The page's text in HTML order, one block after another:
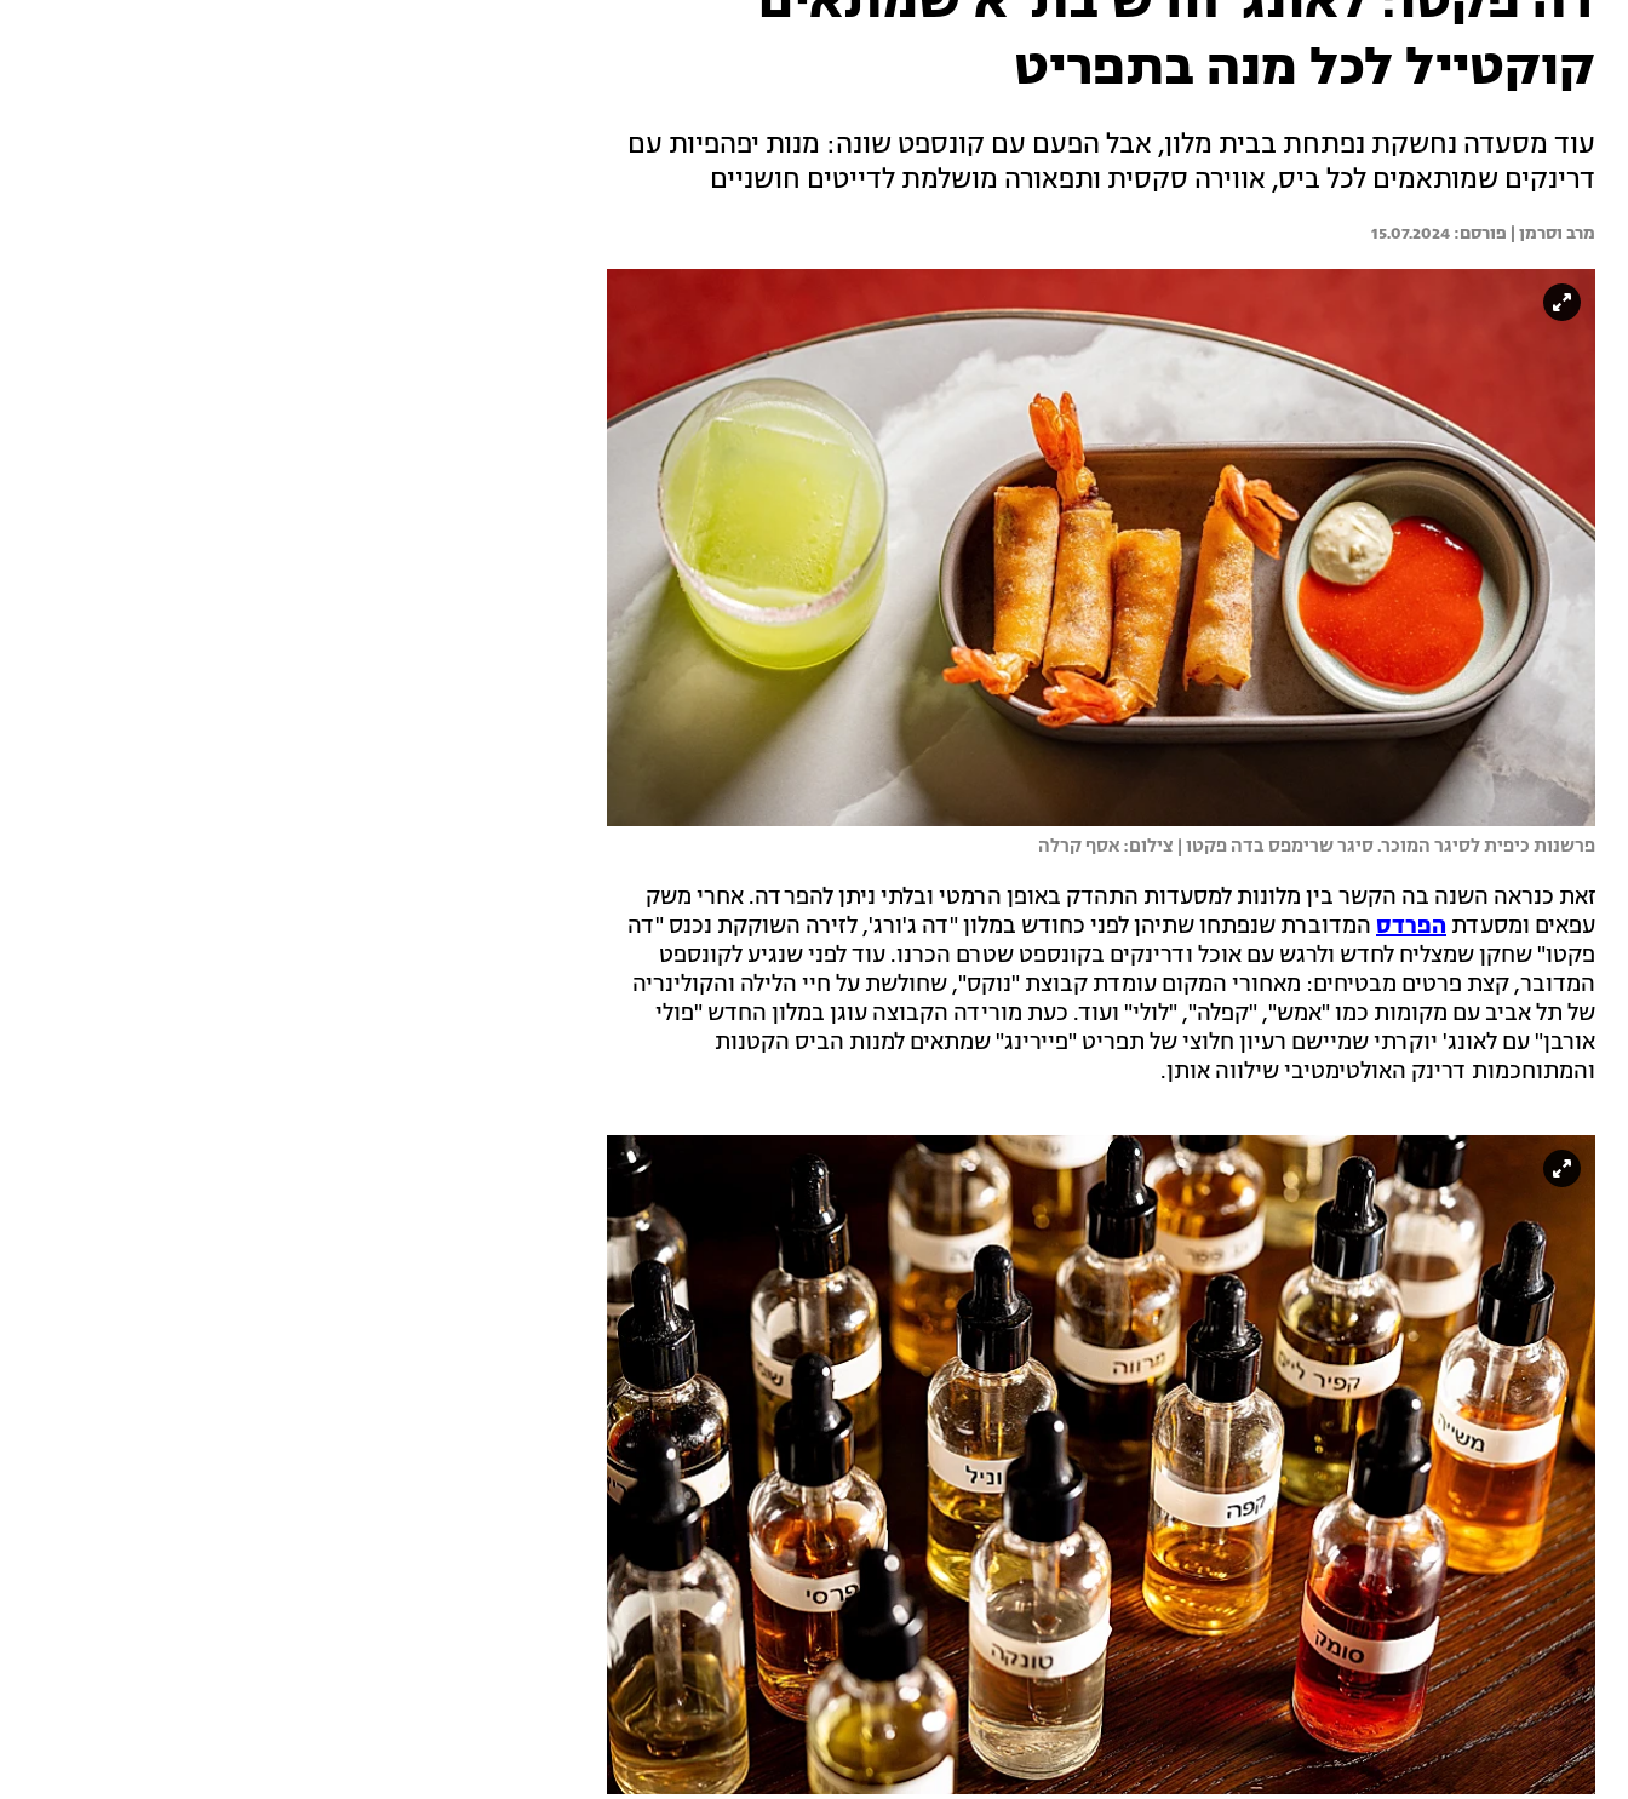
קוקטייל לכל מנה בתפריט
עוד מסעדה נחשקת נפתחת בבית מלון, אבל הפעם עם קונספט שונה: מנות יפהפיות עם
דרינקים שמותאמים לכל ביס, אווירה סקסית ותפאורה מושלמת לדייטים חושניים
מרב וסרמן | 15.07.2024
פרשנות כיפית לסיגר המוכר. סיגר שרימפס בדה פקטו | צילום: אסף קרלה
זאת כנראה השנה בה הקשר בין מלונות למסעדות התהדק באופן הרמטי ובלתי ניתן להפרדה. אחרי משק
עפאים ומסעדת הפרדס המדוברת שנפתחו שתיהן לפני כחודש במלון "דה ג'ורג', לזירה השוקקת נכנס "דה
פקטו" שחקן שמצליח לחדש ולרגש עם אוכל ודרינקים בקונספט שטרם הכרנו. עוד לפני שנגיע לקונספט
המדובר, קצת פרטים מבטיחים: מאחורי המקום עומדת קבוצת "נוקס", שחולשת על חיי הלילה והקולינריה
של תל אביב עם מקומות כמו "אמש", "קפלה", "לולי" ועוד. כעת מורידה הקבוצה עוגן במלון החדש "פולי
אורבן" עם לאונג' יוקרתי שמיישם רעיון חלוצי של תפריט "פיירינג" שמתאים למנות הביס הקטנות
והמתוחכמות דרינק האולטימטיבי שילווה אותן.